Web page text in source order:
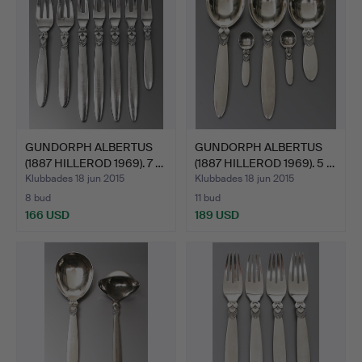
GUNDORPH ALBERTUS
(1887 HILLEROD 1969). 7 …
Klubbades 18 jun 2015
8 bud
166 USD
GUNDORPH ALBERTUS
(1887 HILLEROD 1969). 5 …
Klubbades 18 jun 2015
11 bud
189 USD